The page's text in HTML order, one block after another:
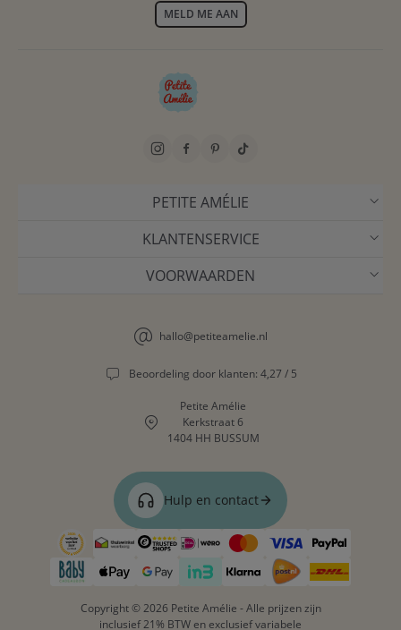
MELD ME AAN
PETITE AMÉLIE
KLANTENSERVICE
VOORWAARDEN
hallo@petiteamelie.nl
Beoordeling door klanten: 4,27 / 5
Petite Amélie
Kerkstraat 6
1404 HH BUSSUM
Hulp en contact
Copyright © 2026 Petite Amélie - Alle prijzen zijn
inclusief 21% BTW en exclusief variabele